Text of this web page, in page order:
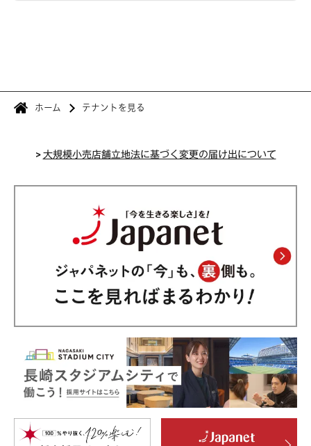
ホーム テナントを見る
>大規模小売店舗立地法に基づく変更の届け出について